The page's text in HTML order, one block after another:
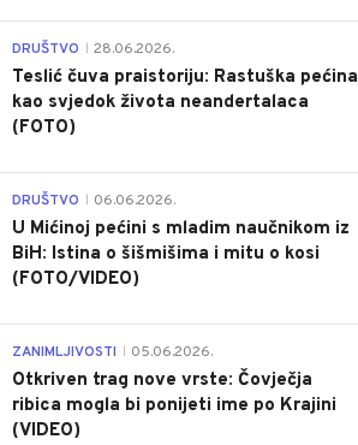
DRUŠTVO 28.06.2026.
Teslić čuva praistoriju: Rastuška pećina
kao svjedok života neandertalaca
(FOTO)
DRUŠTVO 06.06.2026.
U Mićinoj pećini s mladim naučnikom iz
BiH: Istina o šišmišima i mitu o kosi
(FOTO/VIDEO)
ZANIMLJIVOSTI 05.06.2026.
Otkriven trag nove vrste: Čovječja
ribica mogla bi ponijeti ime po Krajini
(VIDEO)